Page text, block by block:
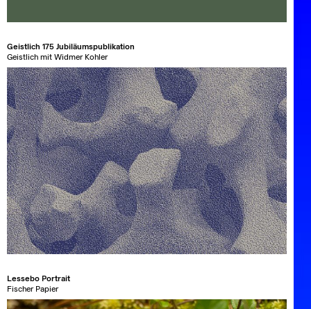
Geistlich 175 Jubiläumspublikation
Geistlich mit Widmer Kohler
Lessebo Portrait
Fischer Papier